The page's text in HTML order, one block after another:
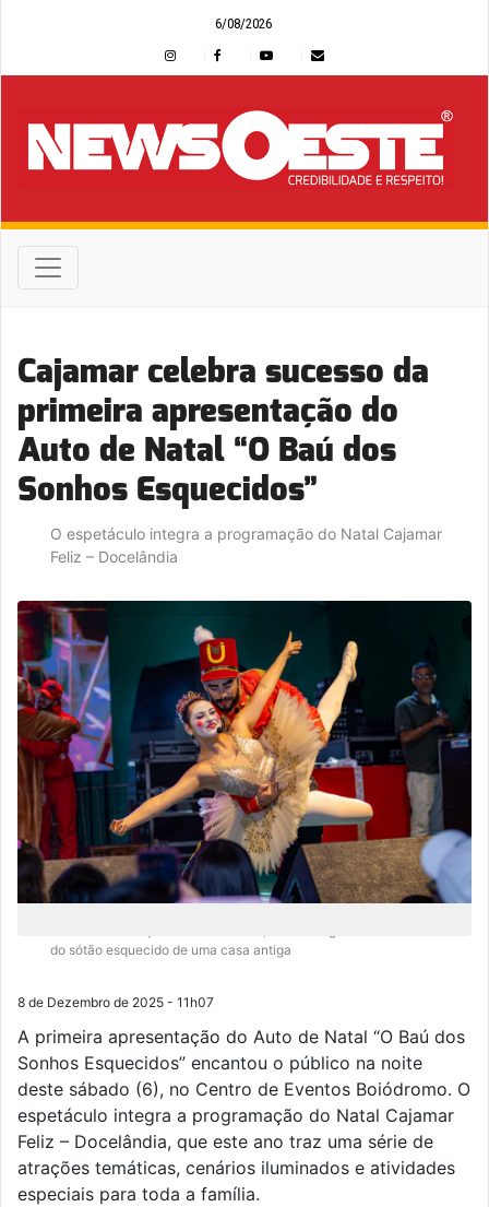
6/08/2026
Cajamar celebra sucesso da
primeira apresentação do
Auto de Natal “O Baú dos
Sonhos Esquecidos”
O espetáculo integra a programação do Natal Cajamar
Feliz – Docelândia
do sótão esquecido de uma casa antiga
8 de Dezembro de 2025 - 11h07
A primeira apresentação do Auto de Natal “O Baú dos
Sonhos Esquecidos” encantou o público na noite
deste sábado (6), no Centro de Eventos Boiódromo. O
espetáculo integra a programação do Natal Cajamar
Feliz – Docelândia, que este ano traz uma série de
atrações temáticas, cenários iluminados e atividades
especiais para toda a família.